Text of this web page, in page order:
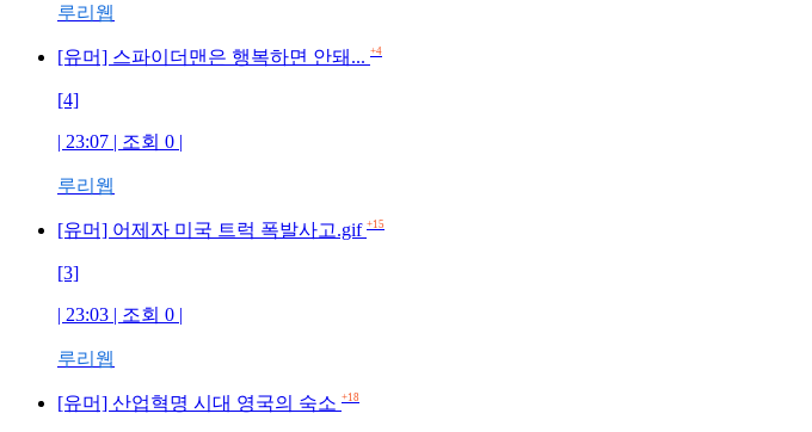
루리웹
[유머] 스파이더맨은 행복하면 안돼... +4
[4]
| 23:07 | 조회 0 |
루리웹
[유머] 어제자 미국 트럭 폭발사고.gif +15
[3]
| 23:03 | 조회 0 |
루리웹
[유머] 산업혁명 시대 영국의 숙소 +18